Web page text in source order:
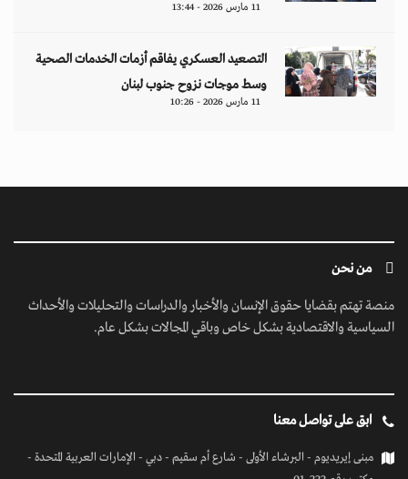
11 مارس 2026 - 13:44
التصعيد العسكري يفاقم أزمات الخدمات الصحية
وسط موجات نزوح جنوب لبنان
11 مارس 2026 - 10:26
من نحن
منصة تهتم بقضايا حقوق الإنسان والأخبار والدراسات والتحليلات والأحداث
السياسية والاقتصادية بشكل خاص وباقي المجالات بشكل عام.
ابق على تواصل معنا
مبنى إيريديوم - البرشاء الأولى - شارع أم سقيم - دبي - الإمارات العربية المتحدة -